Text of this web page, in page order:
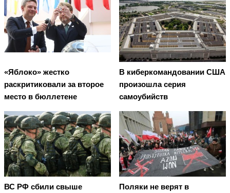
«Яблоко» жестко
раскритиковали за второе
место в бюллетене
В киберкомандовании США
произошла серия
самоубийств
ВС РФ сбили свыше
Поляки не верят в